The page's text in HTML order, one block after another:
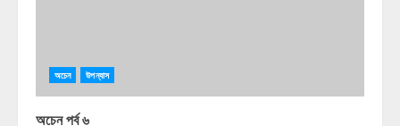
অচেন উপন্যাস
অচেন পর্ব ৬